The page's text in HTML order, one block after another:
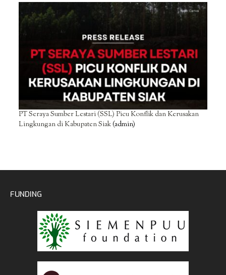
PT Seraya Sumber Lestari (SSL) Picu Konflik dan Kerusakan
Lingkungan di Kabupaten Siak(admin)
FUNDING